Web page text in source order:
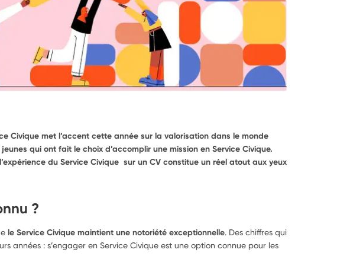
Civique met l’accent cette année sur la valorisation dans le monde
qui ont fait le choix d’accomplir une mission en Service Civique.
du Service Civique sur un CV constitue un réel atout aux yeux
?
le Service Civique maintient une notoriété exceptionnelle. Des chiffres qui
années : s’engager en Service Civique est une option connue pour les